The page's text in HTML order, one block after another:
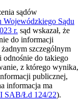
sądów
Wojewódzkiego Sądu
r. sąd wskazał, że
do informacji
szczególnym
do takiego
z którego wynika,
publicznej,
informacja ma
SAB/Łd 124/22).